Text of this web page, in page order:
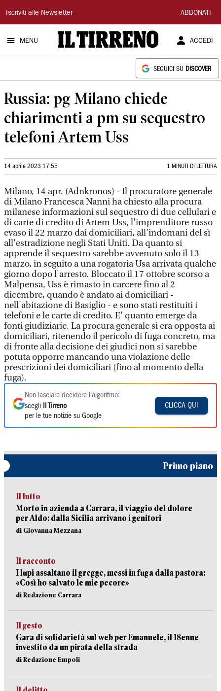
Il
Tirreno
Iscriviti alle Newsletter ABBONATI
MENU ACCEDI
SEGUICI SU DISCOVER
Russia: pg Milano chiede
chiarimenti a pm su sequestro
telefoni Artem Uss
14 aprile 2023 17:55 1 MINUTI DI LETTURA
Milano, 14 apr. (Adnkronos) - Il procuratore generale
di Milano Francesca Nanni ha chiesto alla procura
milanese informazioni sul sequestro di due cellulari e
di carte di credito di Artem Uss, l'imprenditore russo
evaso il 22 marzo dai domiciliari, all'indomani del sì
all'estradizione negli Stati Uniti. Da quanto si
apprende il sequestro sarebbe avvenuto solo il 13
marzo, in seguito a una rogatoria Usa arrivata qualche
giorno dopo l'arresto. Bloccato il 17 ottobre scorso a
Malpensa, Uss è rimasto in carcere fino al 2
dicembre, quando è andato ai domiciliari -
nell'abitazione di Basiglio - e sono stati restituiti i
telefoni e le carte di credito. E' quanto emerge da
fonti giudiziarie. La procura generale si era opposta ai
domiciliari, ritenendo il pericolo di fuga concreto, ma
di fronte alla decisione dei giudici non si sarebbe
potuta opporre mancando una violazione delle
prescrizioni dei domiciliari (fino al momento della
fuga).
Non lasciare decidere l'algoritmo:
scegli
Il Tirreno
per le tue notizie su Google
CLICCA QUI
Primo piano
Il lutto
Morto in azienda a Carrara, il viaggio del dolore
per Aldo: dalla Sicilia arrivano i genitori
di Giovanna Mezzana
Il racconto
I lupi assaltano il gregge, messi in fuga dalla pastora:
«Così ho salvato le mie pecore»
di Redazione Carrara
Il gesto
Gara di solidarietà sul web per Emanuele, il 18enne
investito da un pirata della strada
di Redazione Empoli